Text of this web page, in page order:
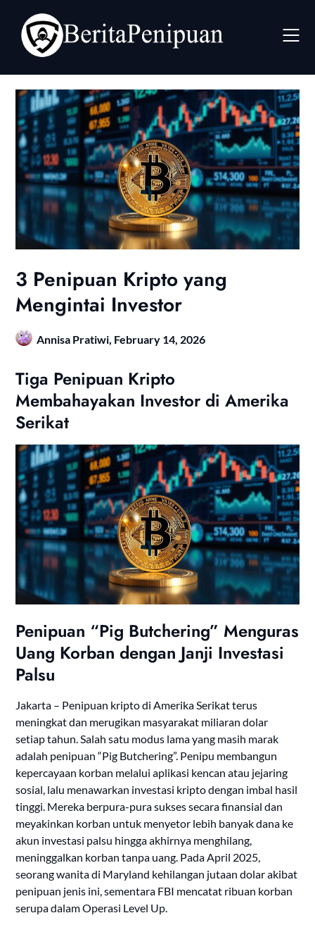
content
3 Penipuan Kripto yang
Mengintai Investor
Annisa Pratiwi, February 14, 2026
Tiga Penipuan Kripto
Membahayakan Investor di Amerika
Serikat
Penipuan “Pig Butchering” Menguras
Uang Korban dengan Janji Investasi
Palsu
Jakarta – Penipuan kripto di Amerika Serikat terus
meningkat dan merugikan masyarakat miliaran dolar
setiap tahun. Salah satu modus lama yang masih marak
adalah penipuan “Pig Butchering”. Penipu membangun
kepercayaan korban melalui aplikasi kencan atau jejaring
sosial, lalu menawarkan investasi kripto dengan imbal hasil
tinggi. Mereka berpura-pura sukses secara finansial dan
meyakinkan korban untuk menyetor lebih banyak dana ke
akun investasi palsu hingga akhirnya menghilang,
meninggalkan korban tanpa uang. Pada April 2025,
seorang wanita di Maryland kehilangan jutaan dolar akibat
penipuan jenis ini, sementara FBI mencatat ribuan korban
serupa dalam Operasi Level Up.